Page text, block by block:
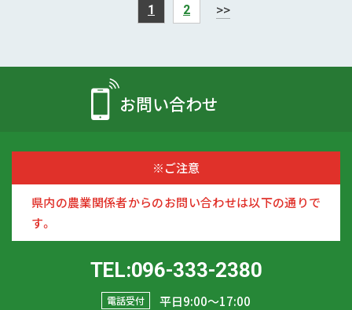
1 2 >>
お問い合わせ
※ご注意
県内の農業関係者からのお問い合わせは以下の通りで
す。
TEL:096-333-2380
電話受付 平日9:00〜17:00